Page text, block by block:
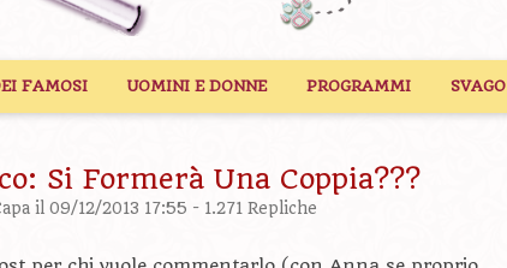
FAMOSI UOMINI E DONNE PROGRAMMI SVAGO
Si Formerà Una Coppia???
il 09/12/2013 17:55 - 1.271 Repliche